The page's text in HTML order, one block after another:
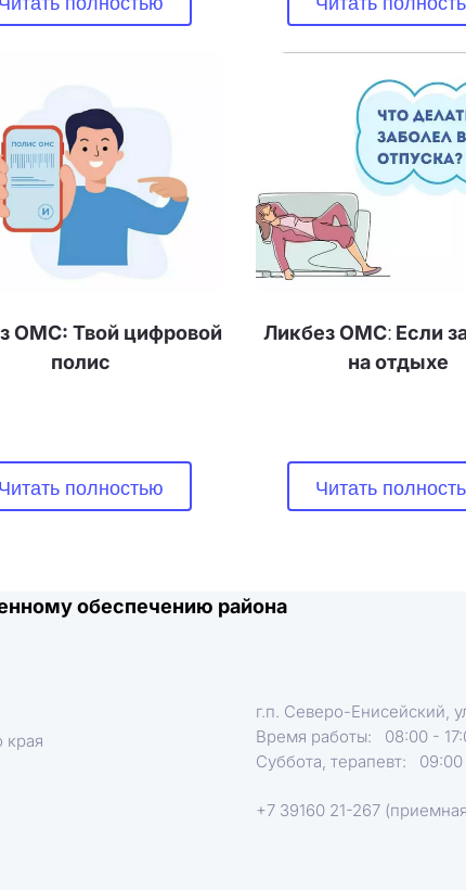
ОМС: Твой цифровой
полис
Читать полностью
Ликбез ОМС: Если
на отдыхе
Читать
обеспечению района
края
г.п. Северо-Енисейский,
Время работы:   08:00 -
Суббота, терапевт:
+7 39160 21-267